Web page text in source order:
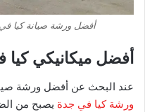
أفضل ورشة صيانة كيا في
أفضل ميكانيكي كيا
عند البحث عن أفضل ورشة
ورشة كيا في جدة يصبح من